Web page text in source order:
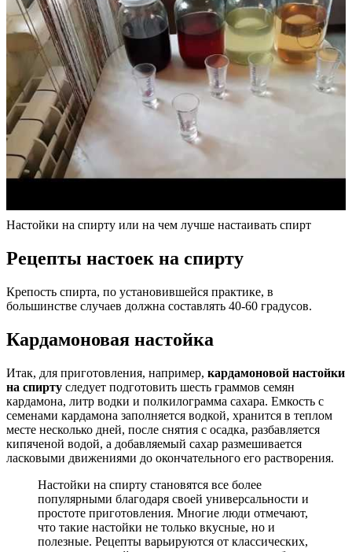
Настойки на спирту или на чем лучше настаивать спирт
Рецепты настоек на спирту
Крепость спирта, по установившейся практике, в
большинстве случаев должна составлять 40-60 градусов.
Кардамоновая настойка
Итак, для приготовления, например, кардамоновой настойки
на спирту следует подготовить шесть граммов семян
кардамона, литр водки и полкилограмма сахара. Емкость с
семенами кардамона заполняется водкой, хранится в теплом
месте несколько дней, после снятия с осадка, разбавляется
кипяченой водой, а добавляемый сахар размешивается
ласковыми движениями до окончательного его растворения.
Настойки на спирту становятся все более
популярными благодаря своей универсальности и
простоте приготовления. Многие люди отмечают,
что такие настойки не только вкусные, но и
полезные. Рецепты варьируются от классических,